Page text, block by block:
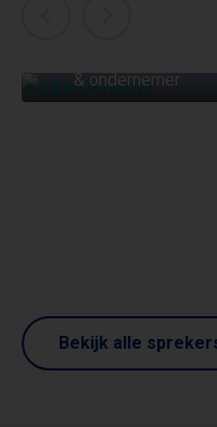
& ondernemer
Bekijk alle